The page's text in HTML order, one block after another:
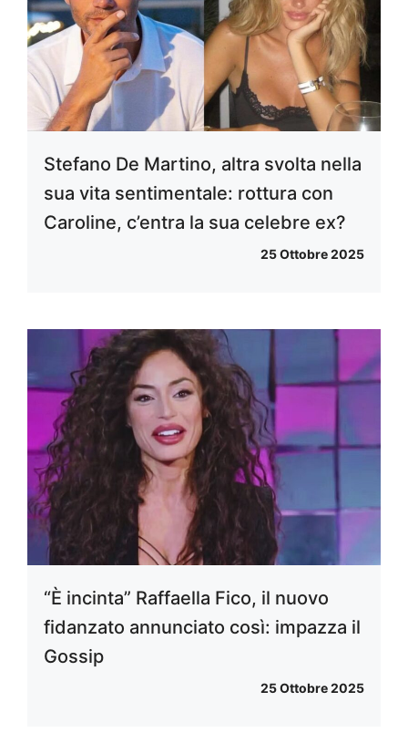
Stefano De Martino, altra svolta nella
sua vita sentimentale: rottura con
Caroline, c’entra la sua celebre ex?
25 Ottobre 2025
“È incinta” Raffaella Fico, il nuovo
fidanzato annunciato così: impazza il
Gossip
25 Ottobre 2025